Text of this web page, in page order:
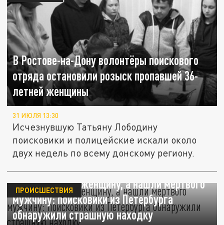
В Ростове-на-Дону волонтёры поискового
отряда остановили розыск пропавшей 36-
летней женщины
31 ИЮЛЯ 13:30
Исчезнувшую Татьяну Лободину
поисковики и полицейские искали около
двух недель по всему донскому региону.
Искали живую женщину, а нашли мертвого
мужчину: поисковики из Петербурга
обнаружили страшную находку
ПРОИСШЕСТВИЯ